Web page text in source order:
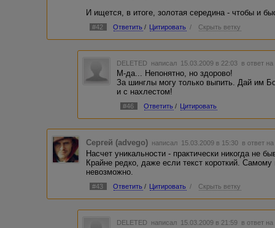
И ищется, в итоге, золотая середина - чтобы и
#42 Ответить / Цитировать / Скрыть ветку
DELETED написал 15.03.2009 в 22:03 в ответ
М-да... Непонятно, но здорово!
За шинглы могу только выпить. Дай им
и с нахлестом!
#46 Ответить / Цитировать
Сергей (advego) написал 15.03.2009 в 15:30 в ответ
Насчет уникальности - практически никогда не
Крайне редко, даже если текст короткий.
невозможно.
#43 Ответить / Цитировать / Скрыть ветку
DELETED написал 15.03.2009 в 21:59 в ответ